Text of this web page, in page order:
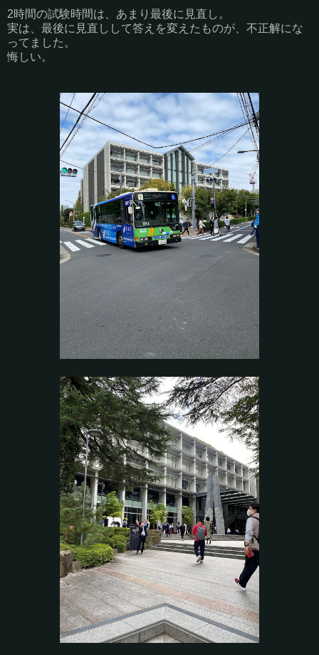
2時間の試験時間は、あまり最後に見直し。
実は、最後に見直しして答えを変えたものが、不正解にな
ってました。
悔しい。